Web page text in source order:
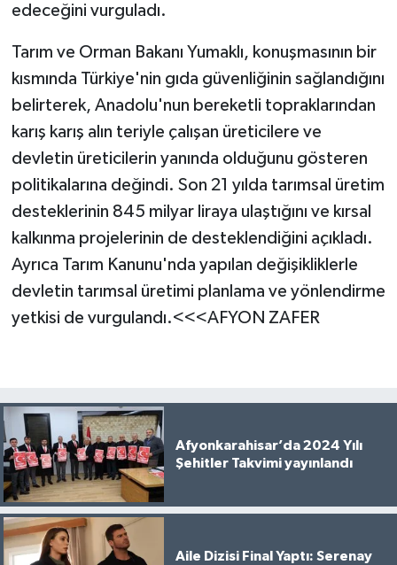
edeceğini vurguladı.
Tarım ve Orman Bakanı Yumaklı, konuşmasının bir
kısmında Türkiye'nin gıda güvenliğinin sağlandığını
belirterek, Anadolu'nun bereketli topraklarından
karış karış alın teriyle çalışan üreticilere ve
devletin üreticilerin yanında olduğunu gösteren
politikalarına değindi. Son 21 yılda tarımsal üretim
desteklerinin 845 milyar liraya ulaştığını ve kırsal
kalkınma projelerinin de desteklendiğini açıkladı.
Ayrıca Tarım Kanunu'nda yapılan değişikliklerle
devletin tarımsal üretimi planlama ve yönlendirme
yetkisi de vurgulandı.<<<AFYON ZAFER
Afyonkarahisar’da 2024 Yılı
Şehitler Takvimi yayınlandı
Aile Dizisi Final Yaptı: Serenay